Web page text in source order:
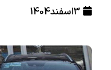
3اسفند1404